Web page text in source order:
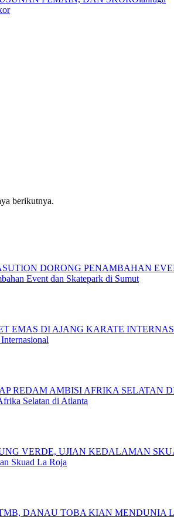
berikutnya.
Event dan Skatepark di Sumut
Selatan di Atlanta
Skuad La Roja